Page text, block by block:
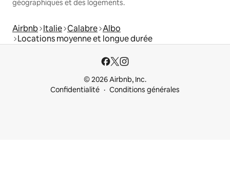
géographiques et des logements.
Airbnb Italie Calabre Albo
Locations moyenne et longue durée
© 2026 Airbnb, Inc.
Confidentialité
Conditions générales